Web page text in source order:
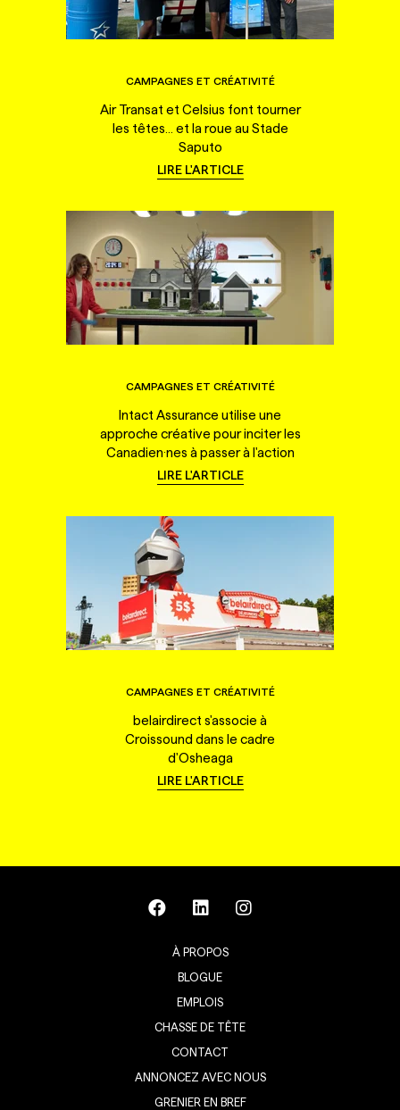
CAMPAGNES ET CRÉATIVITÉ
Air Transat et Celsius font tourner
les têtes... et la roue au Stade
Saputo
LIRE L'ARTICLE
CAMPAGNES ET CRÉATIVITÉ
Intact Assurance utilise une
approche créative pour inciter les
Canadien·nes à passer à l'action
LIRE L'ARTICLE
CAMPAGNES ET CRÉATIVITÉ
belairdirect s'associe à
Croissound dans le cadre
d'Osheaga
LIRE L'ARTICLE
À PROPOS
BLOGUE
EMPLOIS
CHASSE DE TÊTE
CONTACT
ANNONCEZ AVEC NOUS
GRENIER EN BREF